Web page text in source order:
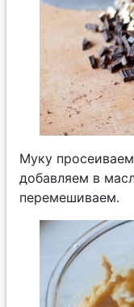
Муку
добавляем в
перемешиваем.